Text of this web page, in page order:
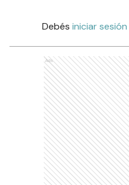
Debés iniciar sesión
Ads